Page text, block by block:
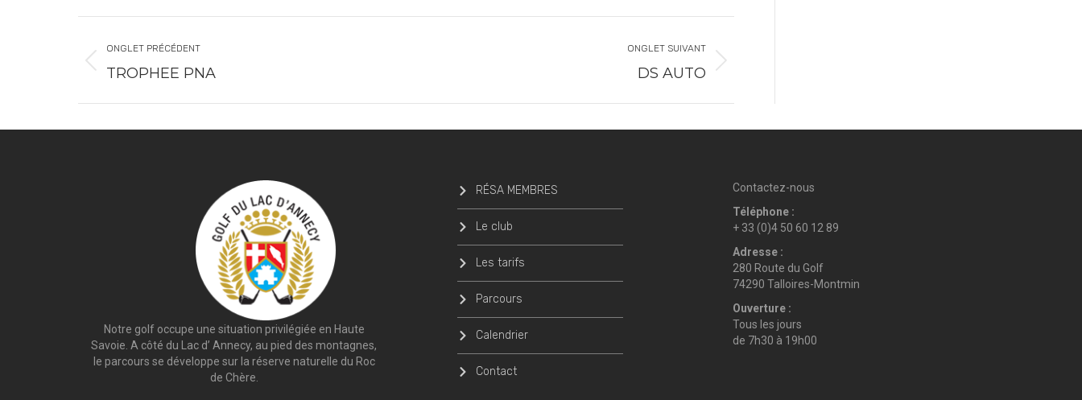
ONGLET PRÉCÉDENT
TROPHEE PNA
ONGLET SUIVANT
DS AUTO
Notre golf occupe une situation privilégiée en Haute
Savoie. A côté du Lac d’ Annecy, au pied des montagnes,
le parcours se développe sur la réserve naturelle du Roc
de Chère.
RÉSA MEMBRES
Le club
Les tarifs
Parcours
Calendrier
Contact
Contactez-nous
Téléphone :
+ 33 (0)4 50 60 12 89
Adresse :
280 Route du Golf
74290 Talloires-Montmin
Ouverture :
Tous les jours
de 7h30 à 19h00